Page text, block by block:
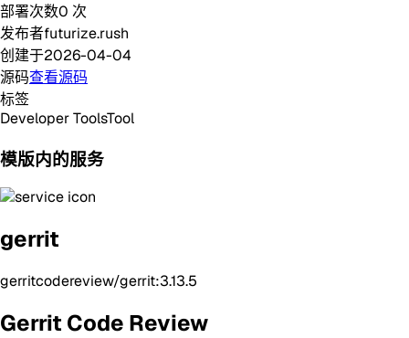
部署次数0 次
发布者futurize.rush
创建于2026-04-04
源码查看源码
标签
Developer ToolsTool
模版内的服务
gerrit
gerritcodereview/gerrit:3.13.5
Gerrit Code Review